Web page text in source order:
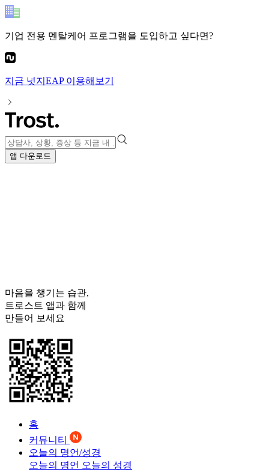
기업 전용 멘탈케어 프로그램을 도입하고 싶다면?
지금 넛지EAP이용해보기
앱 다운로드
마음을 챙기는 습관,
트로스트 앱과 함께
만들어 보세요
홈
커뮤니티
오늘의 명언/성경
오늘의 명언 오늘의 성경